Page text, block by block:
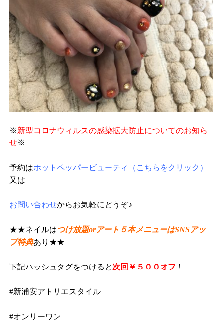
※新型コロナウィルスの感染拡大防止についてのお知ら
せ※
予約はホットペッパービューティ（こちらをクリック）
又は
お問い合わせからお気軽にどうぞ♪
★★ネイルはつけ放題orアート５本メニューはSNSアッ
プ特典あり★★
下記ハッシュタグをつけると 次回￥５００オフ ！
#新浦安アトリエスタイル
#オンリーワン